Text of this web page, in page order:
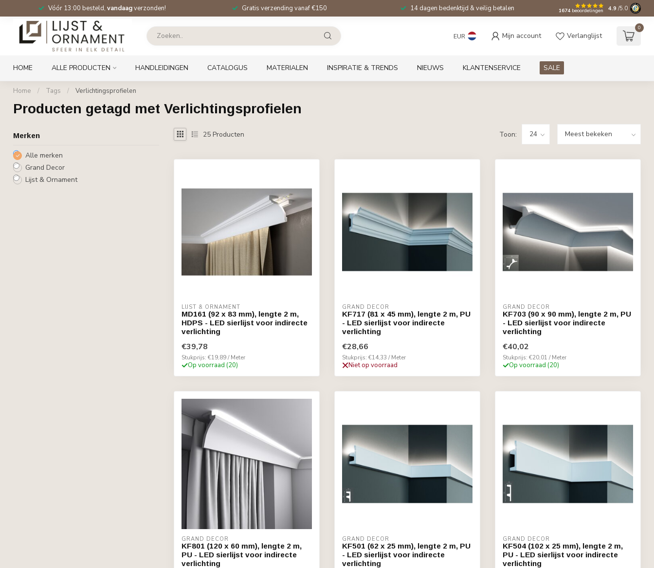
Vóór 13:00 besteld, vandaagverzonden! Gratis verzending vanaf €150 14 dagen bedenktijd & veilig betalen 1674beoordelingen 4.9 /5.0
EUR Mijn account Verlanglijst
0
HOME ALLE PRODUCTEN HANDLEIDINGEN CATALOGUS MATERIALEN INSPIRATIE & TRENDS NIEUWS KLANTENSERVICE SALE
Home / Tags / Verlichtingsprofielen
Producten getagd met Verlichtingsprofielen
Merken
Alle merken
Grand Decor
Lijst & Ornament
25 Producten Toon:
LIJST & ORNAMENT
MD161 (92 x 83 mm), lengte 2 m,
HDPS - LED sierlijst voor indirecte
verlichting
€39,78
Stukprijs: €19,89 / Meter
Op voorraad (20)
GRAND DECOR
KF717 (81 x 45 mm), lengte 2 m, PU
- LED sierlijst voor indirecte
verlichting
€28,66
Stukprijs: €14,33 / Meter
Niet op voorraad
GRAND DECOR
KF703 (90 x 90 mm), lengte 2 m, PU
- LED sierlijst voor indirecte
verlichting
€40,02
Stukprijs: €20,01 / Meter
Op voorraad (20)
GRAND DECOR
KF801 (120 x 60 mm), lengte 2 m,
PU - LED sierlijst voor indirecte
verlichting
GRAND DECOR
KF501 (62 x 25 mm), lengte 2 m, PU
- LED sierlijst voor indirecte
verlichting
GRAND DECOR
KF504 (102 x 25 mm), lengte 2 m,
PU - LED sierlijst voor indirecte
verlichting